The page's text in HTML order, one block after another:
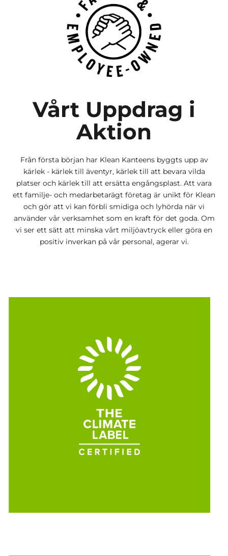
Vårt Uppdrag i
Aktion
Från första början har Klean Kanteens byggts upp av
kärlek - kärlek till äventyr, kärlek till att bevara vilda
platser och kärlek till att ersätta engångsplast. Att vara
ett familje- och medarbetarägt företag är unikt för Klean
och gör att vi kan förbli smidiga och lyhörda när vi
använder vår verksamhet som en kraft för det goda. Om
vi ser ett sätt att minska vårt miljöavtryck eller göra en
positiv inverkan på vår personal, agerar vi.